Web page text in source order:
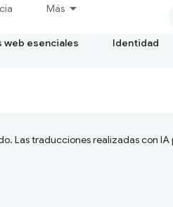
Más
esenciales Identidad
Las traducciones realizadas con